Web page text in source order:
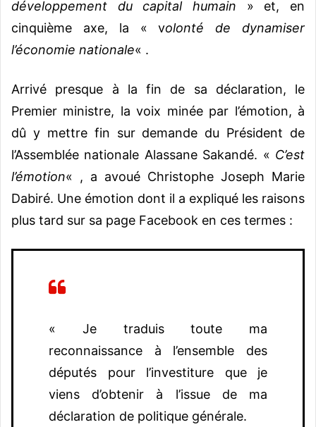
développement du capital humain » et, en
cinquième axe, la « volonté de dynamiser
l’économie nationale« .
Arrivé presque à la fin de sa déclaration, le
Premier ministre, la voix minée par l’émotion, à
dû y mettre fin sur demande du Président de
l’Assemblée nationale Alassane Sakandé. « C’est
l’émotion« , a avoué Christophe Joseph Marie
Dabiré. Une émotion dont il a expliqué les raisons
plus tard sur sa page Facebook en ces termes :
« Je traduis toute ma
reconnaissance à l’ensemble des
députés pour l’investiture que je
viens d’obtenir à l’issue de ma
déclaration de politique générale.